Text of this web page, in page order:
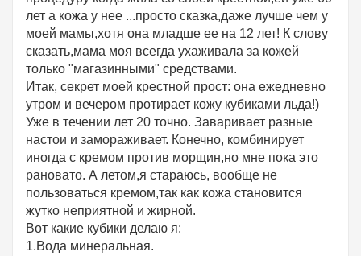
лет а кожа у нее ...просто сказка,даже лучше чем у
моей мамы,хотя она младше ее на 12 лет! К слову
сказать,мама моя всегда ухаживала за кожей
только "магазинными" средствами.
Итак, секрет моей крестной прост: она ежедневно
утром и вечером протирает кожу кубиками льда!)
Уже в течении лет 20 точно. Заваривает разные
настои и замораживает. Конечно, комбинирует
иногда с кремом против морщин,но мне пока это
рановато. А летом,я стараюсь, вообще не
пользоваться кремом,так как кожа становится
жутко неприятной и жирной.
Вот какие кубики делаю я:
1.Вода минеральная.